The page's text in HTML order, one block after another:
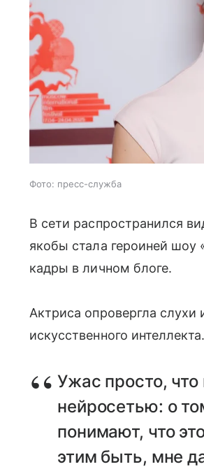
Фото: пресс-служба
В сети распространился
якобы стала героиней
кадры в личном блоге.
Актриса опровергла
искусственного интеллекта.
Ужас просто,
нейросетью: о
понимают, что
этим быть, мне